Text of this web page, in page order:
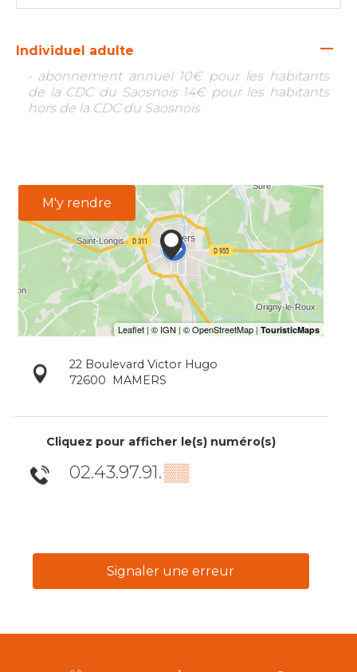
Individuel adulte
—
• abonnement annuel 10€ pour les habitants
de la CDC du Saosnois 14€ pour les habitants
hors de la CDC du Saosnois
M'y rendre
22 Boulevard Victor Hugo
72600
MAMERS
Cliquez pour afficher le(s) numéro(s)
02.43.97.91.▒▒
Signaler une erreur